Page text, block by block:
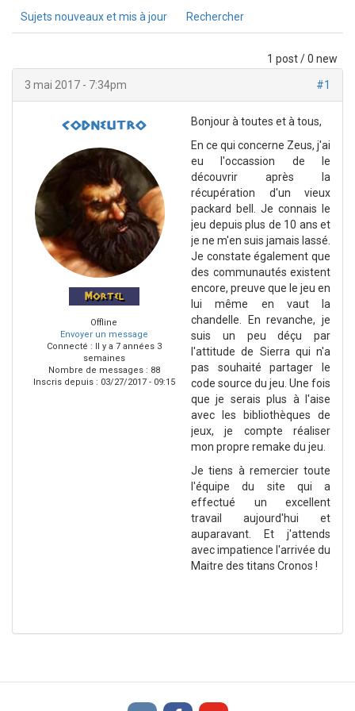
Sujets nouveaux et mis à jour Rechercher
1 post / 0 new
#1
3 mai 2017 - 7:34pm
codneutro
Mortel
Offline
Envoyer un message
Connecté : Il y a 7 années 3
semaines
Nombre de messages : 88
Inscris depuis : 03/27/2017 - 09:15
Bonjour à toutes et à tous,
En ce qui concerne Zeus, j'ai
eu l'occassion de le
découvrir après la
récupération d'un vieux
packard bell. Je connais le
jeu depuis plus de 10 ans et
je ne m'en suis jamais lassé.
Je constate également que
des communautés existent
encore, preuve que le jeu en
lui même en vaut la
chandelle. En revanche, je
suis un peu déçu par
l'attitude de Sierra qui n'a
pas souhaité partager le
code source du jeu. Une fois
que je serais plus à l'aise
avec les bibliothèques de
jeux, je compte réaliser
mon propre remake du jeu.
Je tiens à remercier toute
l'équipe du site qui a
effectué un excellent
travail aujourd'hui et
auparavant. Et j'attends
avec impatience l'arrivée du
Maitre des titans Cronos !